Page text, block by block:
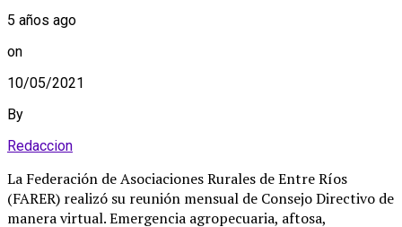
5 años ago
on
10/05/2021
By
Redaccion
La Federación de Asociaciones Rurales de Entre Ríos
(FARER) realizó su reunión mensual de Consejo Directivo de
manera virtual. Emergencia agropecuaria, aftosa,